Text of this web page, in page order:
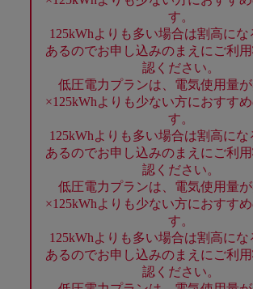
す。
125kWhよりも多い場合は割高に
あるのでお申し込みのまえにご利
認ください。
低圧電力プランは、電気使用量
×125kWhよりも少ない方におすす
す。
125kWhよりも多い場合は割高に
あるのでお申し込みのまえにご利
認ください。
低圧電力プランは、電気使用量
×125kWhよりも少ない方におすす
す。
125kWhよりも多い場合は割高に
あるのでお申し込みのまえにご利
認ください。